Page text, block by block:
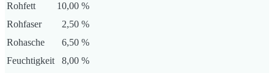
Rohfett
10,00 %
Rohfaser
2,50 %
Rohasche
6,50 %
Feuchtigkeit
8,00 %